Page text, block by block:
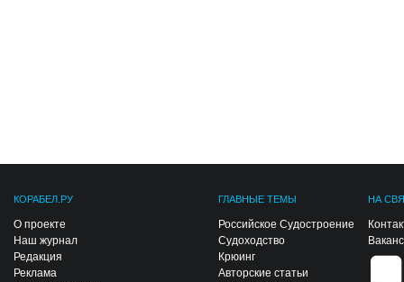
КОРАБЕЛ.РУ
О проекте
Наш журнал
Редакция
Реклама
ГЛАВНЫЕ ТЕМЫ
Российское Судостроение
Судоходство
Крюинг
Авторские статьи
НА